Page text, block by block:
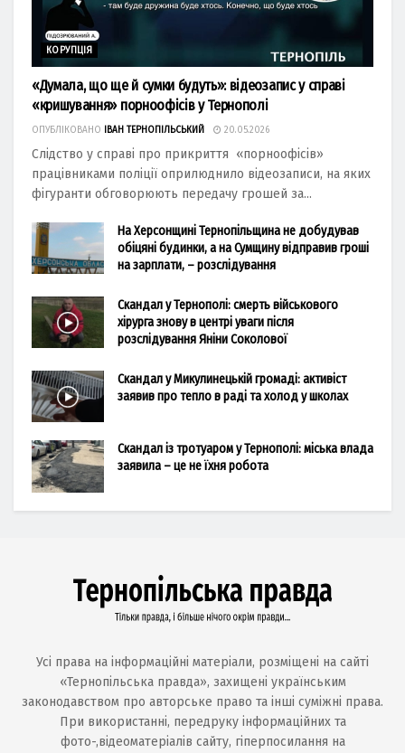
КОРУПЦІЯ
«Думала, що ще й сумки будуть»: відеозапис у справі
«кришування» порноофісів у Тернополі
ОПУБЛІКОВАНО ІВАН ТЕРНОПІЛЬСЬКИЙ 20.05.2026
Слідство у справі про прикриття «порноофісів»
працівниками поліції оприлюднило відеозаписи, на яких
фігуранти обговорюють передачу грошей за...
На Херсонщині Тернопільщина не добудував
обіцяні будинки, а на Сумщину відправив гроші
на зарплати, – розслідування
Скандал у Тернополі: смерть військового
хірурга знову в центрі уваги після
розслідування Яніни Соколової
Скандал у Микулинецькій громаді: активіст
заявив про тепло в раді та холод у школах
Скандал із тротуаром у Тернополі: міська влада
заявила – це не їхня робота
Усі права на інформаційні матеріали, розміщені на сайті
«Тернопільська правда», захищені українським
законодавством про авторське право та інші суміжні права.
При використанні, передруку інформаційних та
фото-,відеоматеріалів сайту, гіперпосилання на